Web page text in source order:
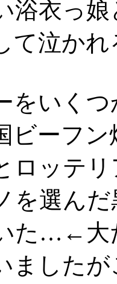
浴衣っ
て泣かれ
をいく
ビーフ
ロッテ
を選ん
た…←大
ました